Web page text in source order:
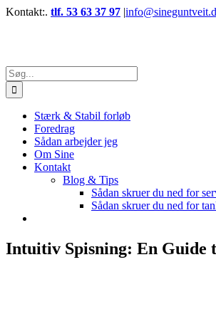
Skip
Kontakt:. tlf. 53 63 37 97 |
Søg
efter:
Stærk & Stabil forløb
Foredrag
Sådan arbejder jeg
Om Sine
Kontakt
Blog & Tips
Sådan skruer du ned for
Sådan skruer du ned for
Intuitiv Spisning: En Guide